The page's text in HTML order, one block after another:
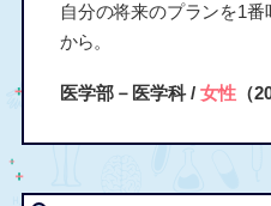
自分の将来のプランを1
から。
医学部－医学科 / 女性（